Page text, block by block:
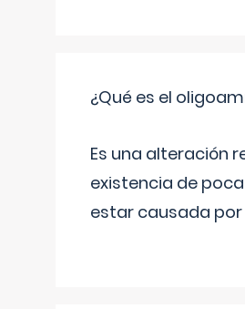
¿Qué es el
Es una alteración
existencia de
estar causada